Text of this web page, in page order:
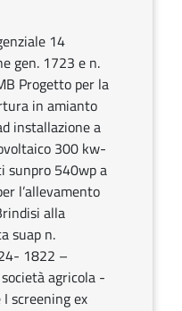
14
gen. 1723 e n.
Progetto per la
in amianto
installazione a
300 kw-
sunpro 540wp a
l’allevamento
alla
suap n.
1822 –
agricola -
I screening ex